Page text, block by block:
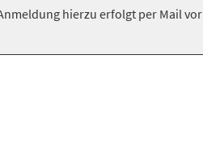
hierzu erfolgt per Mail vor